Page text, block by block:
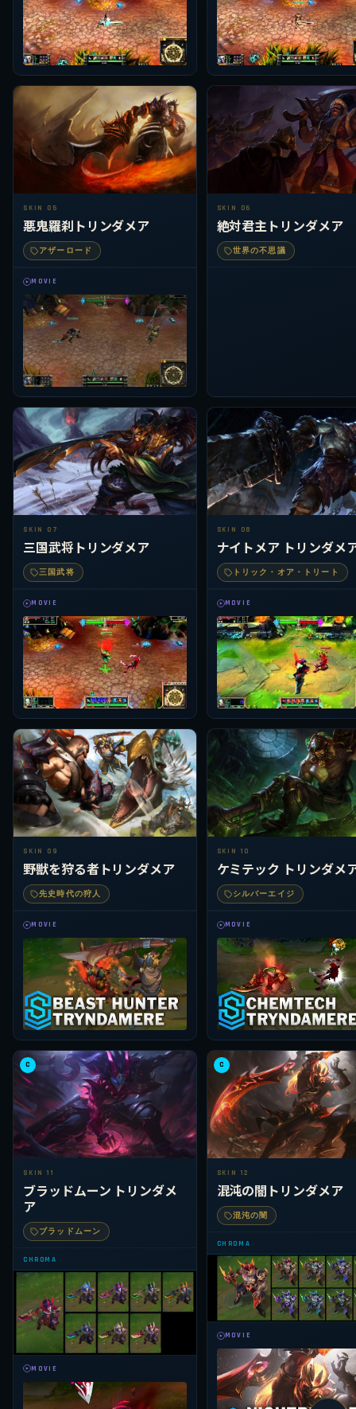
SKIN 05
悪鬼羅刹トリンダメア
アザーロード
MOVIE
SKIN 06
絶対君主トリンダメア
世界の不思議
SKIN 07
三国武将トリンダメア
三国武将
MOVIE
SKIN 08
ナイトメア トリンダメ
トリック・オア・トリート
MOVIE
SKIN 09
野獣を狩る者トリンダメア
先史時代の狩人
MOVIE
SKIN 10
ケミテック トリンダメ
シルバーエイジ
MOVIE
C
SKIN 11
ブラッドムーン トリンダメ
ア
ブラッドムーン
CHROMA
MOVIE
C
SKIN 12
混沌の闇トリンダメア
混沌の闇
CHROMA
MOVIE